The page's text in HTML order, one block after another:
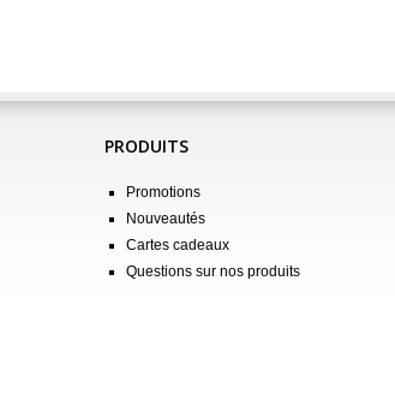
PRODUITS
Promotions
Nouveautés
Cartes cadeaux
Questions sur nos produits